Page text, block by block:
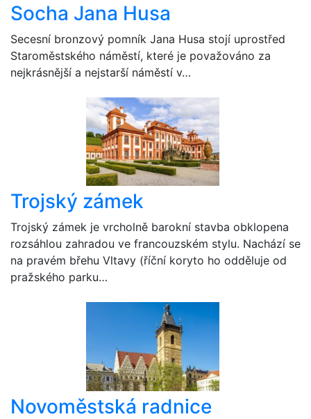
Socha Jana Husa
Secesní bronzový pomník Jana Husa stojí uprostřed
Staroměstského náměstí, které je považováno za
nejkrásnější a nejstarší náměstí v…
Trojský zámek
Trojský zámek je vrcholně barokní stavba obklopena
rozsáhlou zahradou ve francouzském stylu. Nachází se
na pravém břehu Vltavy (říční koryto ho odděluje od
pražského parku…
Novoměstská radnice